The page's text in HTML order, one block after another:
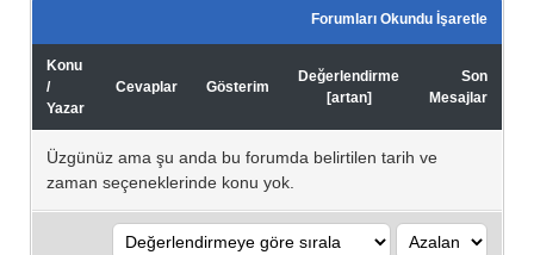
Forumları Okundu İşaretle
Konu
/
Yazar
Cevaplar Gösterim
Değerlendirme
[artan]
Son
Mesajlar
Üzgünüz ama şu anda bu forumda belirtilen tarih ve
zaman seçeneklerinde konu yok.